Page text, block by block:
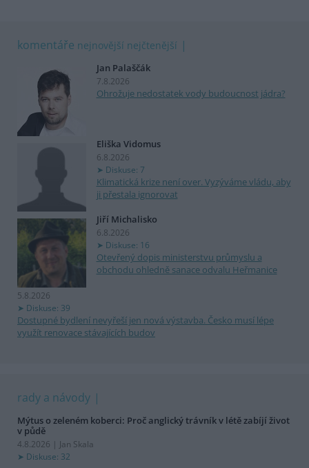
komentáře nejnovější nejčtenější
Jan Palaščák
7.8.2026
Ohrožuje nedostatek vody budoucnost jádra?
Eliška Vidomus
6.8.2026
Diskuse: 7
Klimatická krize není over. Vyzýváme vládu, aby
ji přestala ignorovat
Jiří Michalisko
6.8.2026
Diskuse: 16
Otevřený dopis ministerstvu průmyslu a
obchodu ohledně sanace odvalu Heřmanice
5.8.2026
Diskuse: 39
Dostupné bydlení nevyřeší jen nová výstavba. Česko musí lépe
využít renovace stávajících budov
rady a návody
Mýtus o zeleném koberci: Proč anglický trávník v létě zabíjí život
v půdě
4.8.2026 | Jan Skala
Diskuse: 32